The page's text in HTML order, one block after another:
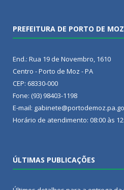
PREFEITURA DE PORTO DE MOZ
End.: Rua 19 de Novembro, 1610
Centro - Porto de Moz - PA
CEP: 68330-000
Fone: (93) 98403-1198
E-mail:
Horário de atendimento: 08:00 às
ÚLTIMAS PUBLICAÇÕES